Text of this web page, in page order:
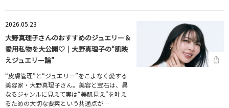
2026.05.23
大野真理子さんのおすすめのジュエリー＆
愛用私物を大公開♡｜大野真理子の“肌映
えジュエリー論”
“皮膚管理”と“ジュエリー”をこよなく愛する
美容家・大野真理子さん。美容と宝石は、異
なるジャンルに見えて実は“美肌見え”を叶え
るための大切な要素という共通点が…